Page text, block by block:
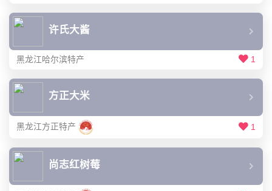
许氏大酱
黑龙江哈尔滨特产 1
方正大米
黑龙江方正特产 1
尚志红树莓